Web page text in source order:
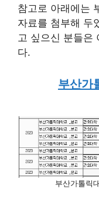
참고로 아래에는
자료를 첨부해 두
고 싶으신 분들은
다.
부산가
부산가톨릭